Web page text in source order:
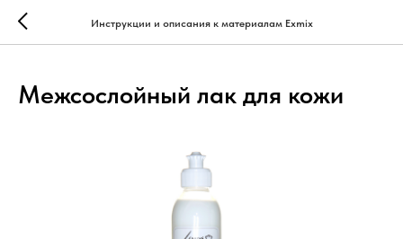
Инструкции и описания к материалам Exmix
Межсослойный лак для кожи